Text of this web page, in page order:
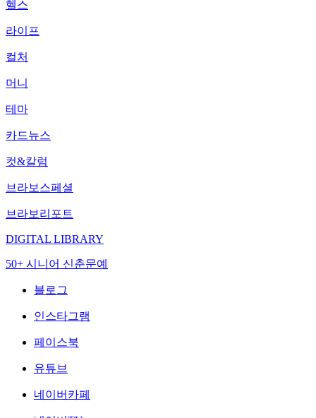
헬스
라이프
컬처
머니
테마
카드뉴스
컷&칼럼
브라보스페셜
브라보리포트
DIGITAL LIBRARY
50+ 시니어 신춘문예
블로그
인스타그램
페이스북
유튜브
네이버카페